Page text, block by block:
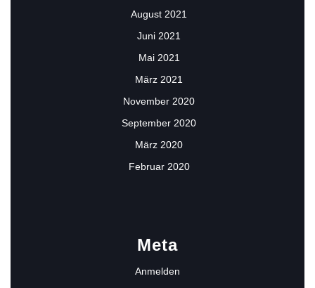
August 2021
Juni 2021
Mai 2021
März 2021
November 2020
September 2020
März 2020
Februar 2020
Meta
Anmelden